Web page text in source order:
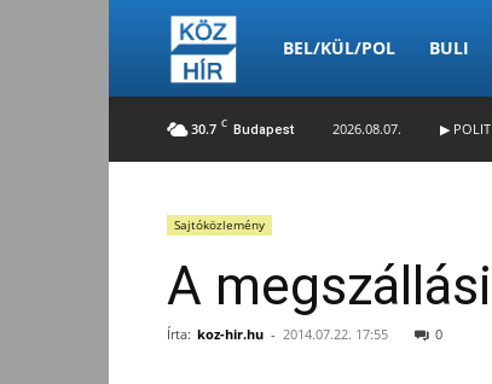
Köz-
Hír
BEL/KÜL/POL BULI
30.7 C Budapest 2026.08.07. ▶
Sajtóközlemény
A
Írta: koz-hir.hu - 2014.07.22. 17:55 0